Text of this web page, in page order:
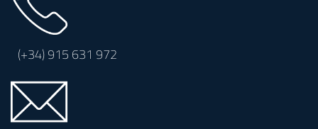
(+34)915 631 972